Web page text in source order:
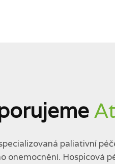
paliativní
onemocnění. Hospicová